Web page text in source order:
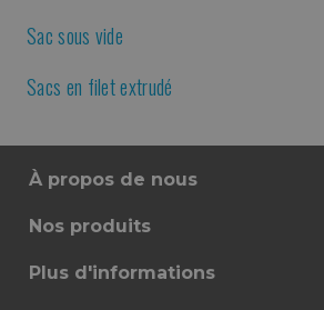
Sac sous vide
Sacs en filet extrudé
À propos de nous
Nos produits
Plus d'informations